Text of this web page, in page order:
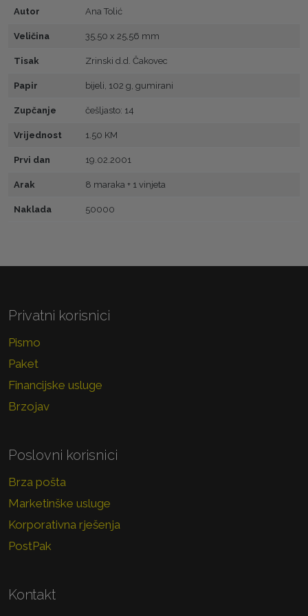
Autor Ana Tolić
Veličina 35,50 x 25,56 mm
Tisak Zrinski d.d. Čakovec
Papir bijeli, 102 g, gumirani
Zupčanje češljasto: 14
Vrijednost 1.50 KM
Prvi dan 19.02.2001
Arak 8 maraka + 1 vinjeta
Naklada 50000
Privatni korisnici
Pismo
Paket
Financijske usluge
Brzojav
Poslovni korisnici
Brza pošta
Marketinške usluge
Korporativna rješenja
PostPak
Kontakt